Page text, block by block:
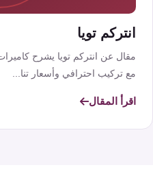
انتركم تويا
مقال عن انتركم تويا يشرح كاميرات
مع تركيب احترافي وأسعار تنا...
اقرأ المقال